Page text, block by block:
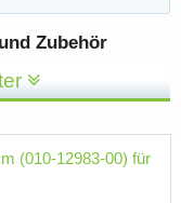
Zubehör
(010-12983-00) für